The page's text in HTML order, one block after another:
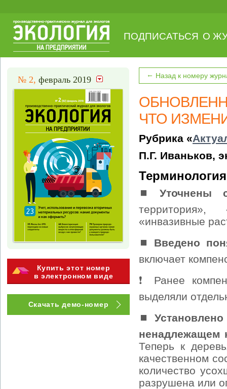
ПОДПИСАТЬСЯ О
№ 2, февраль 2019
Купить этот номер
в электронном виде
Скачать демо-номер
← Назад к номеру
ЧТО
Рубрика «
П.Г. Иваньков,
Терминология
⏹ Уточнены
территория»,
«инвазивные
⏹ Введено
включает
❗ Ранее
выделяли
⏹
ненадлежащем
Теперь к
качественном
количество
разрушена или